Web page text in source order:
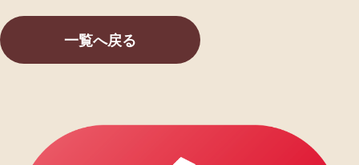
一覧へ戻る